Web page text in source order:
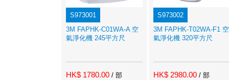
S973001
3M FAPHK-C01WA-A 空
氣淨化機 245平方尺
HK$ 1780.00 / 部
S973002
3M FAPHK-T02WA-F1 空
氣淨化機 320平方尺
HK$ 2980.00 / 部